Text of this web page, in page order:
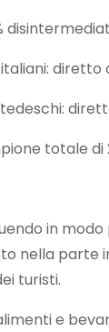
diretto
totale di
in
nella parte
turisti.
e